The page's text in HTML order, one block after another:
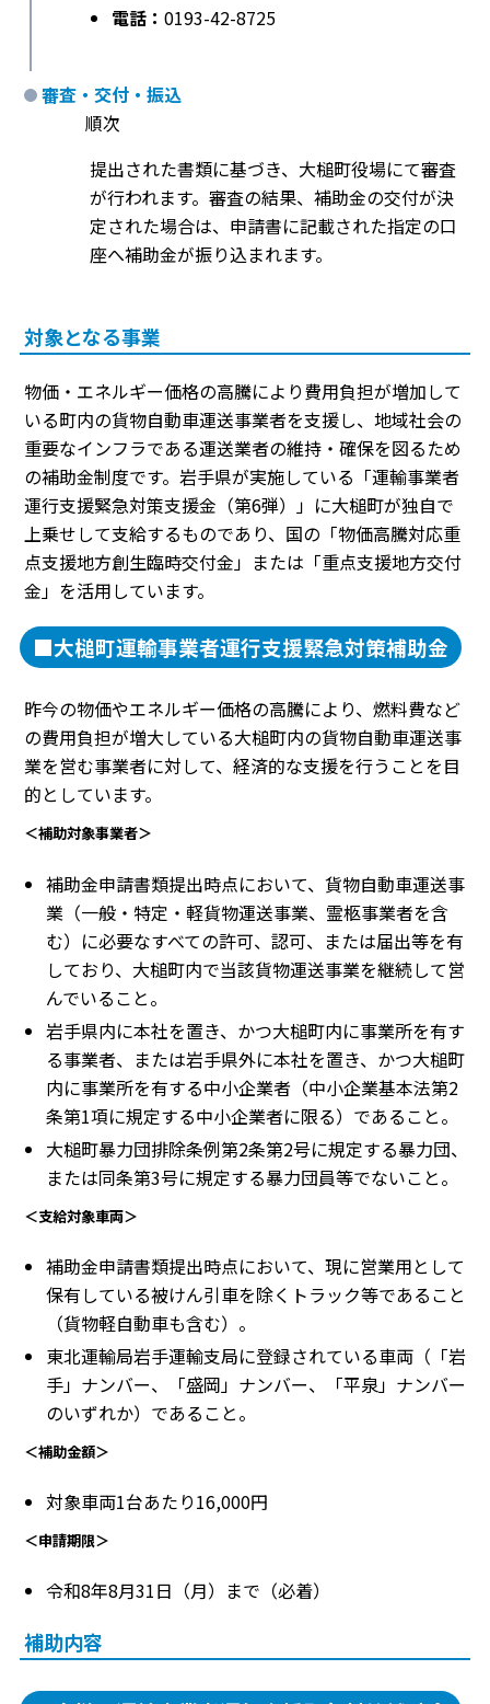
電話： 0193-42-8725
審査・交付・振込
順次
提出された書類に基づき、大槌町役場にて審査
が行われます。審査の結果、補助金の交付が決
定された場合は、申請書に記載された指定の口
座へ補助金が振り込まれます。
対象となる事業
物価・エネルギー価格の高騰により費用負担が増加して
いる町内の貨物自動車運送事業者を支援し、地域社会の
重要なインフラである運送業者の維持・確保を図るため
の補助金制度です。岩手県が実施している「運輸事業者
運行支援緊急対策支援金（第6弾）」に大槌町が独自で
上乗せして支給するものであり、国の「物価高騰対応重
点支援地方創生臨時交付金」または「重点支援地方交付
金」を活用しています。
■大槌町運輸事業者運行支援緊急対策補助金
昨今の物価やエネルギー価格の高騰により、燃料費など
の費用負担が増大している大槌町内の貨物自動車運送事
業を営む事業者に対して、経済的な支援を行うことを目
的としています。
＜補助対象事業者＞
補助金申請書類提出時点において、貨物自動車運送事
業（一般・特定・軽貨物運送事業、霊柩事業者を含
む）に必要なすべての許可、認可、または届出等を有
しており、大槌町内で当該貨物運送事業を継続して営
んでいること。
岩手県内に本社を置き、かつ大槌町内に事業所を有す
る事業者、または岩手県外に本社を置き、かつ大槌町
内に事業所を有する中小企業者（中小企業基本法第2
条第1項に規定する中小企業者に限る）であること。
大槌町暴力団排除条例第2条第2号に規定する暴力団、
または同条第3号に規定する暴力団員等でないこと。
＜支給対象車両＞
補助金申請書類提出時点において、現に営業用として
保有している被けん引車を除くトラック等であること
（貨物軽自動車も含む）。
東北運輸局岩手運輸支局に登録されている車両（「岩
手」ナンバー、「盛岡」ナンバー、「平泉」ナンバー
のいずれか）であること。
＜補助金額＞
対象車両1台あたり16,000円
＜申請期限＞
令和8年8月31日（月）まで（必着）
補助内容